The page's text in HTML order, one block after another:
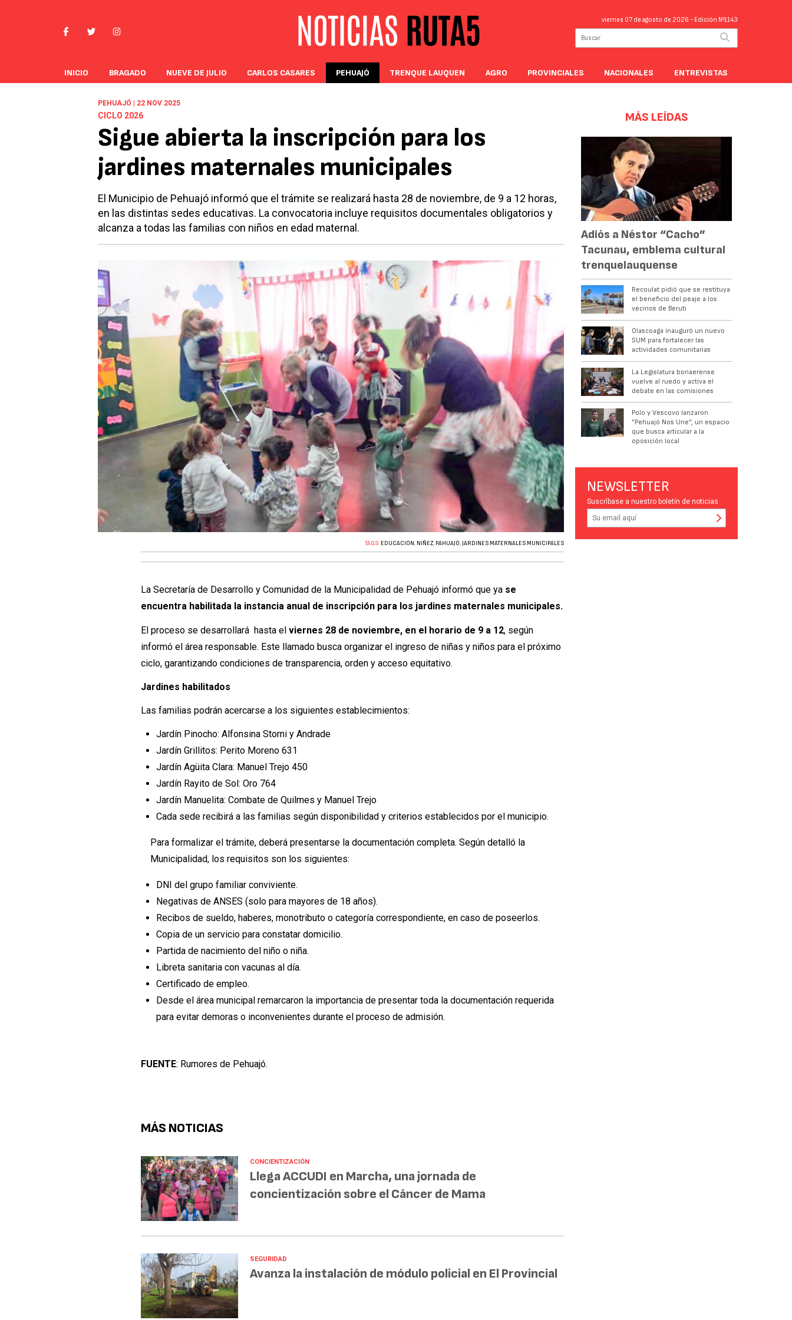
viernes 07 de agosto de 2026 - Edición Nº1143
INICIO BRAGADO NUEVE DE JULIO CARLOS CASARES PEHUAJÓ TRENQUE LAUQUEN AGRO PROVINCIALES NACIONALES ENTREVISTAS
PEHUAJÓ | 22 NOV 2025
CICLO 2026
Sigue abierta la inscripción para los
jardines maternales municipales
El Municipio de Pehuajó informó que el trámite se realizará hasta 28 de noviembre, de 9 a 12 horas,
en las distintas sedes educativas. La convocatoria incluye requisitos documentales obligatorios y
alcanza a todas las familias con niños en edad maternal.
TAGS: EDUCACIÓN, NIÑEZ, PAHUAJÓ,JARDINES MATERNALES MUNICIPALES
La Secretaría de Desarrollo y Comunidad de la Municipalidad de Pehuajó informó que ya se
encuentra habilitada la instancia anual de inscripción para los jardines maternales municipales.
El proceso se desarrollará hasta elviernes 28 de noviembre, en el horario de 9 a 12, según
informó el área responsable. Este llamado busca organizar el ingreso de niñas y niños para el próximo
ciclo, garantizando condiciones de transparencia, orden y acceso equitativo.
Jardines habilitados
Las familias podrán acercarse a los siguientes establecimientos:
Jardín Pinocho: Alfonsina Storni y Andrade
Jardín Grillitos: Perito Moreno 631
Jardín Agüita Clara: Manuel Trejo 450
Jardín Rayito de Sol: Oro 764
Jardín Manuelita: Combate de Quilmes y Manuel Trejo
Cada sede recibirá a las familias según disponibilidad y criterios establecidos por el municipio.
Para formalizar el trámite, deberá presentarse la documentación completa. Según detalló la
Municipalidad, los requisitos son los siguientes:
DNI del grupo familiar conviviente.
Negativas de ANSES (solo para mayores de 18 años).
Recibos de sueldo, haberes, monotributo o categoría correspondiente, en caso de poseerlos.
Copia de un servicio para constatar domicilio.
Partida de nacimiento del niño o niña.
Libreta sanitaria con vacunas al día.
Certificado de empleo.
Desde el área municipal remarcaron la importancia de presentar toda la documentación requerida
para evitar demoras o inconvenientes durante el proceso de admisión.
FUENTE: Rumores de Pehuajó.
MÁS NOTICIAS
CONCIENTIZACIÓN
Llega ACCUDI en Marcha, una jornada de
concientización sobre el Cáncer de Mama
SEGURIDAD
Avanza la instalación de módulo policial en El Provincial
MÁS LEÍDAS
Adiós a Néstor “Cacho”
Tacunau, emblema cultural
trenquelauquense
Recoulat pidió que se restituya
el beneficio del peaje a los
vecinos de Beruti
Olascoaga inauguró un nuevo
SUM para fortalecer las
actividades comunitarias
La Legislatura bonaerense
vuelve al ruedo y activa el
debate en las comisiones
Polo y Vescovo lanzaron
"Pehuajó Nos Une", un espacio
que busca articular a la
oposición local
NEWSLETTER
Suscríbase a nuestro boletín de noticias